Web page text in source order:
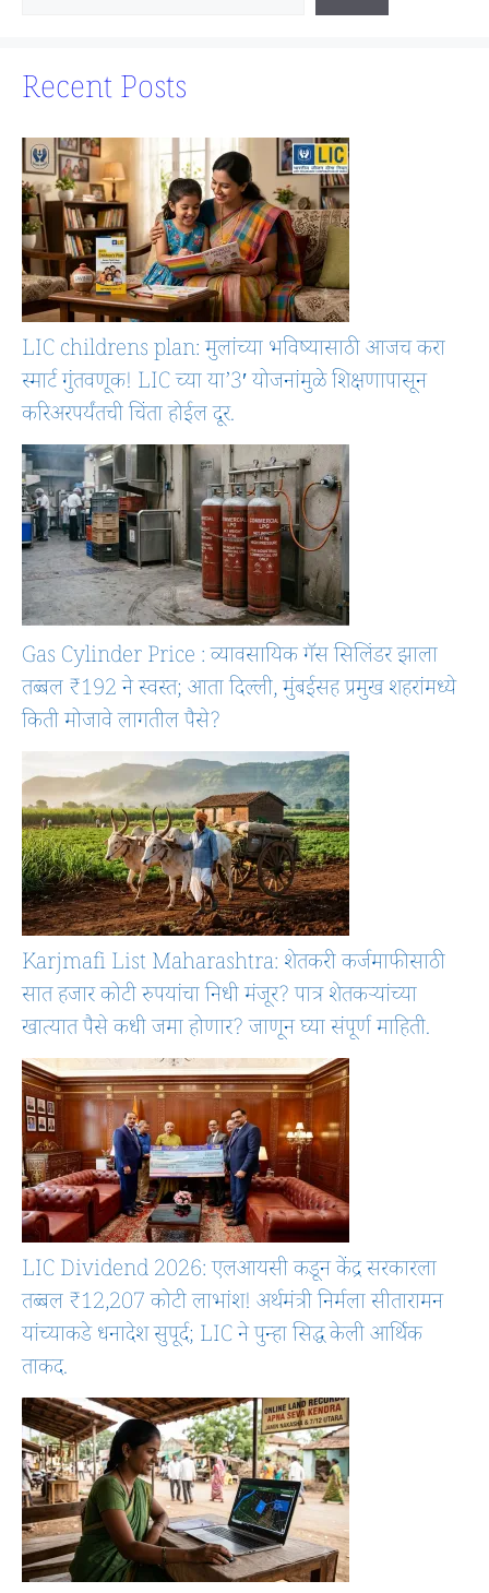
Recent Posts
LIC childrens plan: मुलांच्या भविष्यासाठी आजच करा
स्मार्ट गुंतवणूक! LIC च्या या’3′ योजनांमुळे शिक्षणापासून
करिअरपर्यंतची चिंता होईल दूर.
Gas Cylinder Price : व्यावसायिक गॅस सिलिंडर झाला
तब्बल ₹192 ने स्वस्त; आता दिल्ली, मुंबईसह प्रमुख शहरांमध्ये
किती मोजावे लागतील पैसे?
Karjmafi List Maharashtra: शेतकरी कर्जमाफीसाठी
सात हजार कोटी रुपयांचा निधी मंजूर? पात्र शेतकऱ्यांच्या
खात्यात पैसे कधी जमा होणार? जाणून घ्या संपूर्ण माहिती.
LIC Dividend 2026: एलआयसी कडून केंद्र सरकारला
तब्बल ₹12,207 कोटी लाभांश! अर्थमंत्री निर्मला सीतारामन
यांच्याकडे धनादेश सुपूर्द; LIC ने पुन्हा सिद्ध केली आर्थिक
ताकद.